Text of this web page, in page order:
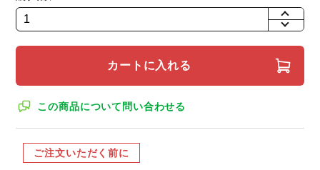
+
カートに入れる
この商品について問い合わせる
ご注文いただく前に